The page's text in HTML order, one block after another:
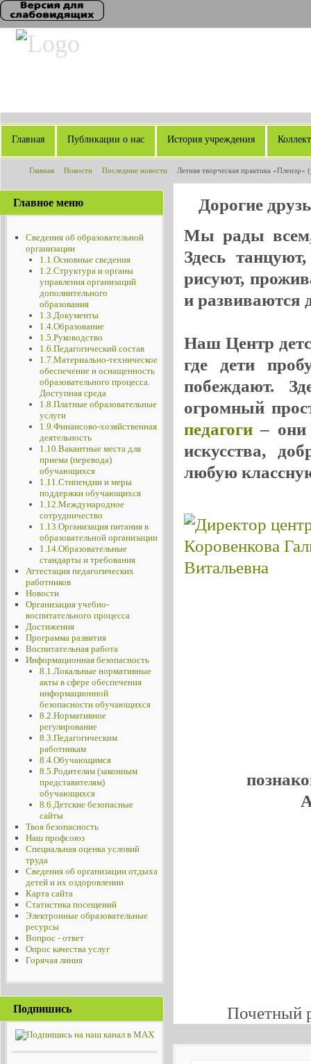
Главная Публикации о нас История учреждения
Главная Новости Последние новости Летняя творческая практика
Главное меню
Сведения об образовательной
организации
1.1.Основные сведения
1.2.Структура и органы
управления организаций
дополнительного
образования
1.3.Документы
1.4.Образование
1.5.Руководство
1.6.Педагогический состав
1.7.Материально-техническое
обеспечение и оснащенность
образовательного процесса.
Доступная среда
1.8.Платные образовательные
услуги
1.9.Финансово-хозяйственная
деятельность
1.10.Вакантные места для
приема (перевода)
обучающихся
1.11.Стипендии и меры
поддержки обучающихся
1.12.Международное
сотрудничество
1.13.Организация питания в
образовательной организации
1.14.Образовательные
стандарты и требования
Аттестация педагогических
работников
Новости
Организация учебно-
воспитательного процесса
Достижения
Программа развития
Воспитательная работа
Информационная безопасность
8.1.Локальные нормативные
акты в сфере обеспечения
информационной
безопасности обучающихся
8.2.Нормативное
регулирование
8.3.Педагогическим
работникам
8.4.Обучающимся
8.5.Родителям (законным
представителям)
обучающихся
8.6.Детские безопасные
сайты
Твоя безопасность
Наш профсоюз
Специальная оценка условий
труда
Сведения об организации отдыха
детей и их оздоровлении
Карта сайта
Статистика посещений
Электронные образовательные
ресурсы
Вопрос - ответ
Опрос качества услуг
Горячая линия
Подпишись
Дорогие
Мы рады всем,
Здесь
рисуют,
и развиваются
Наш Центр
где дети
побеждают.
огромный
педагоги– они
искусства,
любую
Почетный